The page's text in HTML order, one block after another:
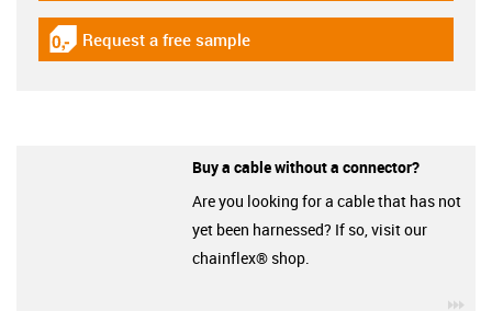
igus-icon-gratismuster
Request a free sample
Buy a cable without a connector?
Are you looking for a cable that has not
yet been harnessed? If so, visit our
chainflex® shop.